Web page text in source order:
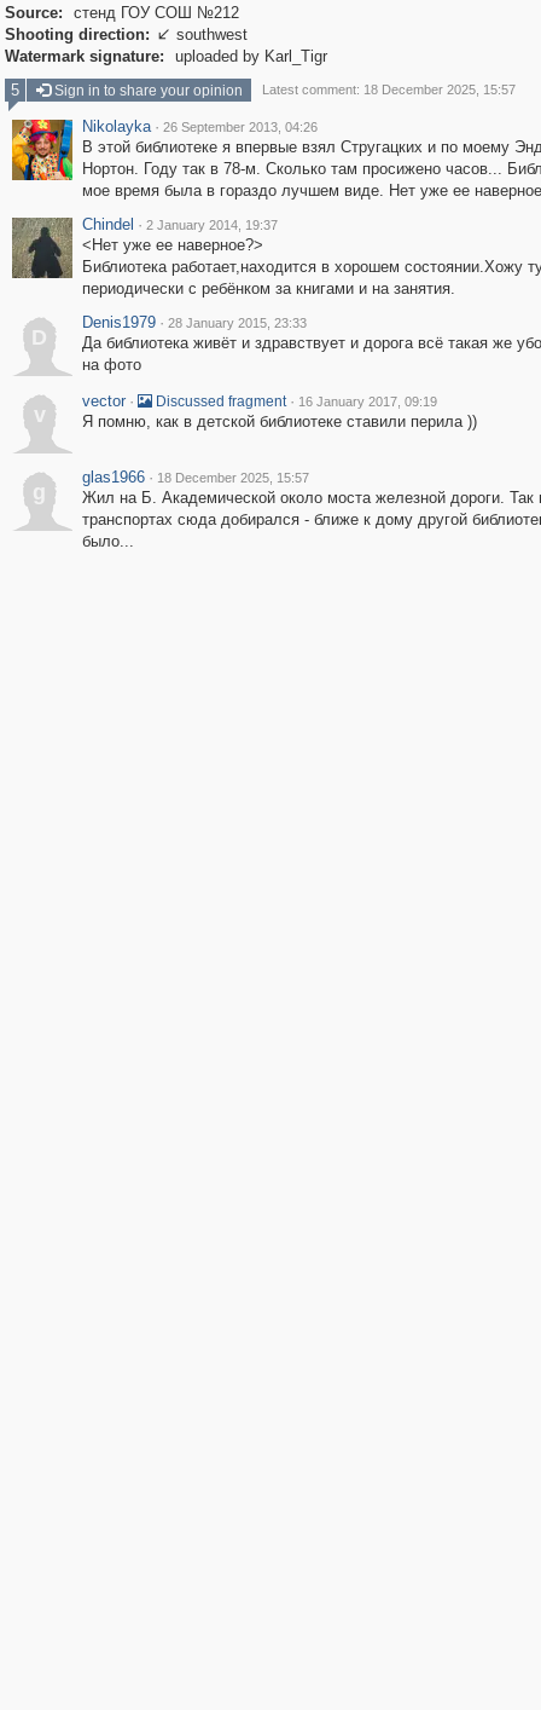
Source:
стенд ГОУ СОШ №212
Shooting direction:  southwest
Watermark signature:
uploaded by Karl_Tigr
5
Sign in to share your opinion Latest comment: 18 December 2025, 15:57
Nikolayka · 26 September 2013, 04:26
В этой библиотеке я впервые взял Стругацких и по моему
Нортон. Году так в 78-м. Сколько там просижено часов...
мое время была в гораздо лучшем виде. Нет уже ее
Chindel · 2 January 2014, 19:37
<Нет уже ее наверное?>
Библиотека работает,находится в хорошем состоянии.Хожу
периодически с ребёнком за книгами и на занятия.
D
Denis1979 · 28 January 2015, 23:33
Да библиотека живёт и здравствует и дорога всё такая же
на фото
v
vector · Discussed fragment · 16 January 2017, 09:19
Я помню, как в детской библиотеке ставили перила ))
g
glas1966 · 18 December 2025, 15:57
Жил на Б. Академической около моста железной дороги. Так
транспортах сюда добирался - ближе к дому другой
было...